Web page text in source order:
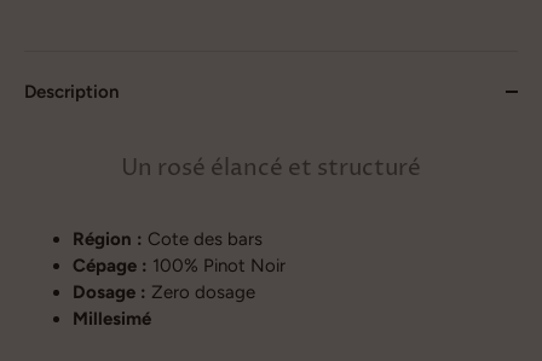
Description
Un rosé élancé et structuré
Région : Cote des bars
Cépage : 100% Pinot Noir
Dosage : Zero dosage
Millesimé